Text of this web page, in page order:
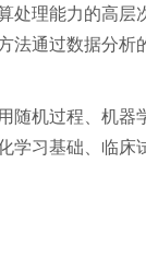
处理能力的高层
法通过数据分析
随机过程、机器
学习基础、临床